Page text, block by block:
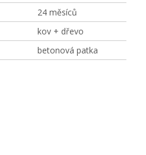
24 měsíců
kov + dřevo
betonová patka